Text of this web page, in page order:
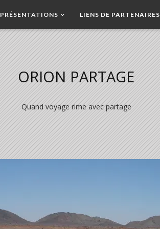
PRÉSENTATIONS LIENS DE PARTENAIRES
ORION PARTAGE
Quand voyage rime avec partage